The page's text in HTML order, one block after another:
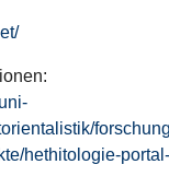
hethitologie-